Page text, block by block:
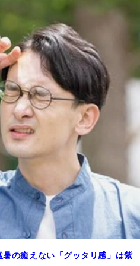
の癒えない「グッタリ感」は紫